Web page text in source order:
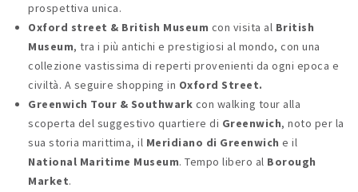
prospettiva unica.
Oxford street & British Museum con visita al British
Museum, tra i più antichi e prestigiosi al mondo, con una
collezione vastissima di reperti provenienti da ogni epoca e
civiltà. A seguire shopping in Oxford Street.
Greenwich Tour & Southwark con walking tour alla
scoperta del suggestivo quartiere di Greenwich, noto per la
sua storia marittima, il Meridiano di Greenwich e il
National Maritime Museum. Tempo libero al Borough
Market.